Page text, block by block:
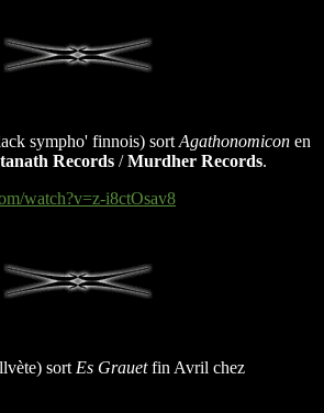
sympho' finnois) sort Agathonomicon en
Records /Murdher Records.
watch?v=z-i8ctOsav8
sort Es Grauetfin Avril chez